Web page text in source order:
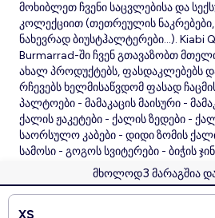
XS
მხოლოდ3 მარაგშია
მოხიბლეთ ჩვენი საცვლებისა და
კოლექციით (თეთრეულის ნაკრებები,
ნახევრად ბიუსტჰალტერები...). Kiabi
Burmarrad-ში ჩვენ გთავაზობთ
ახალ პროდუქტებს, ფასდაკლებებს
რჩევებს ხელმისაწვდომ ფასად
პალტოები - მამაკაცის მაისური -
ქალის ჟაკეტები - ქალის ზედები -
საორსულო კაბები - დიდი ზომის
სამოსი - გოგოს სვიტერები - ბიჭის
ჩვილის ჩუსტები - ჩვილის საძილე
ბოდეები - ჩვილის პიჟამა